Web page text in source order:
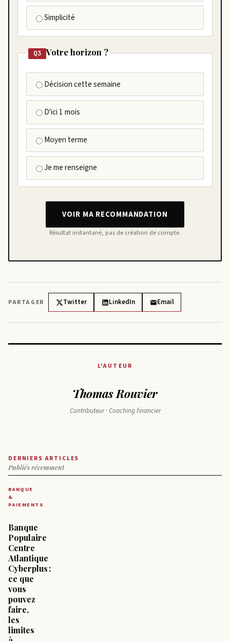
Simplicité
Q3 Votre horizon ?
Décision cette semaine
D'ici 1 mois
Moyen terme
Je me renseigne
VOIR MA RECOMMANDATION
Résultat instantané, pas de création de compte.
PARTAGER Twitter LinkedIn Email
L'AUTEUR
Thomas Rouvier
Contributeur · Coaching financier
DERNIERS ARTICLES
Publiés récemment
BANQUE
&
PAIEMENTS
Banque
Populaire
Centre
Atlantique
Cyberplus :
ce que
vous
pouvez
faire,
les
limites